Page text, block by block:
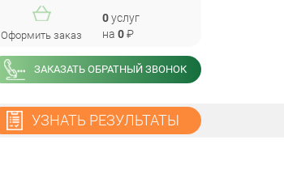
Оформить заказ
0услуг
на 0₽
ЗАКАЗАТЬ ОБРАТНЫЙ ЗВОНОК
УЗНАТЬ РЕЗУЛЬТАТЫ